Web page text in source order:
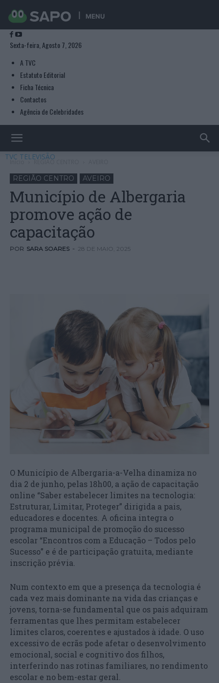
MENU
Sexta-feira, Agosto 7, 2026
A TVC
Estatuto Editorial
Ficha Técnica
Contactos
Agência de Celebridades
TVC TELEVISÃO
Início REGIÃO CENTRO
REGIÃO CENTRO AVEIRO
Município de Albergaria
promove ação de
capacitação
POR SARA SOARES - 28 DE MAIO, 2025
O Município de Albergaria-a-Velha dinamiza no
dia 2 de junho, pelas 18h00, a ação de capacitação
online “Saber estabelecer limites na tecnologia:
Estruturar, Limitar, Proteger” dirigida a pais,
educadores e docentes. A oficina integra o
programa municipal de promoção do sucesso
escolar “Encontros com a Educação – Todos pelo
Sucesso” e é de participação gratuita, mediante
inscrição prévia.
Num contexto em que a presença da tecnologia é
cada vez mais dominante na vida das crianças e
jovens, torna-se fundamental que os pais adquiram
ferramentas que lhes permitam estabelecer
limites claros, coerentes e ajustados à idade. O uso
excessivo de ecrãs pode afetar o desenvolvimento
emocional, social e cognitivo dos filhos,
interferindo nas rotinas familiares, no rendimento
escolar e no bem-estar geral.